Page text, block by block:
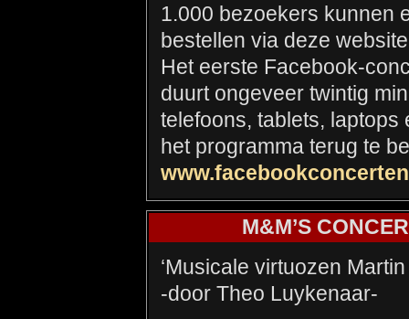
1.000 bezoekers kunnen
bestellen via deze
Het eerste Facebook-
duurt ongeveer twintig
telefoons, tablets,
het programma terug te
M&M’S
‘Musicale virtuozen
-door Theo Luykenaar-